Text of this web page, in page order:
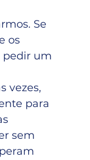
Se
os
pedir um
vezes,
para
sem